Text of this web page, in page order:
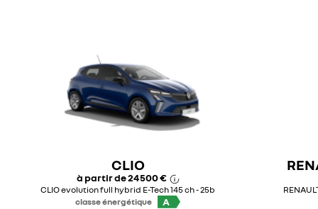
CLIO
à partir de24 500 €
CLIO evolution full hybrid E-Tech 145 ch - 25b
classe énergétique
A